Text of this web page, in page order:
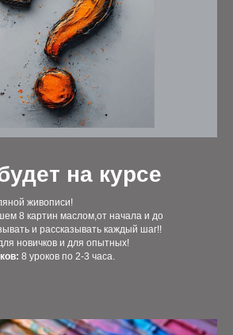
на курсе
живописи!
8 картин маслом,от начала и до
и рассказывать каждый шаг!!
новичков и для опытных!
8 уроков по 2-3 часа.